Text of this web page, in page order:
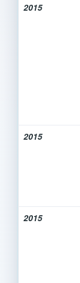
2015
2015
2015